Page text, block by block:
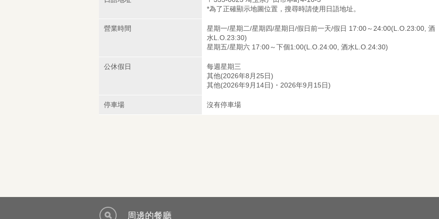
*為了正確顯示地圖位置，搜尋時請使用日語地址。
營業時間
星期一/星期二/星期四/星期日/假日前一天/假日 17:00～24:00(L.O.23:00, 酒
水L.O.23:30)
星期五/星期六 17:00～下個1:00(L.O.24:00, 酒水L.O.24:30)
公休假日
每週星期三
其他(2026年8月25日)
其他(2026年9月14日)・2026年9月15日)
停車場 沒有停車場
周邊的餐廳